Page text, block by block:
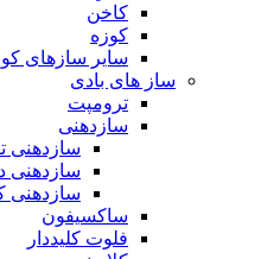
کاخن
کوزه
سایر سازهای
ساز های بادی
ترومپت
سازدهنی
سازدهنی
سازدهنی
سازدهنی
ساکسیفون
فلوت کلیددار